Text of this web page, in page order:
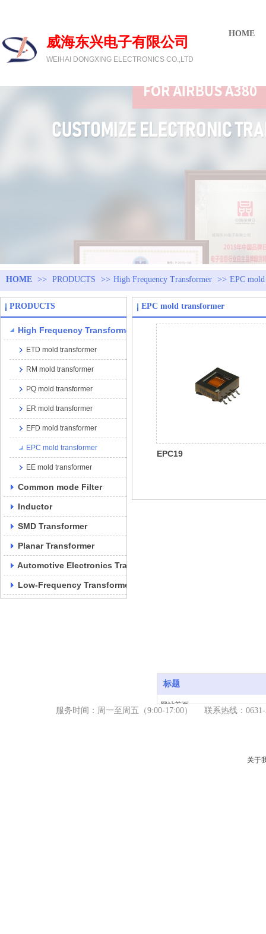
威海东兴电子有限公司
WEIHAI DONGXING ELECTRONICS CO.,LTD
HOME
HOME >> PRODUCTS >> High Frequency Transformer >> EPC
PRODUCTS
High Frequency Transformer
ETD mold transformer
RM mold transformer
PQ mold transformer
ER mold transformer
EFD mold transformer
EPC mold transformer
EE mold transformer
Common mode Filter
Inductor
SMD Transformer
Planar Transformer
Automotive Electronics Transformer
Low-Frequency Transformer
EPC mold transformer
EPC19
标题
网站首页
服务时间：周一至周五（9:00-17:00） 联系热线：
关于